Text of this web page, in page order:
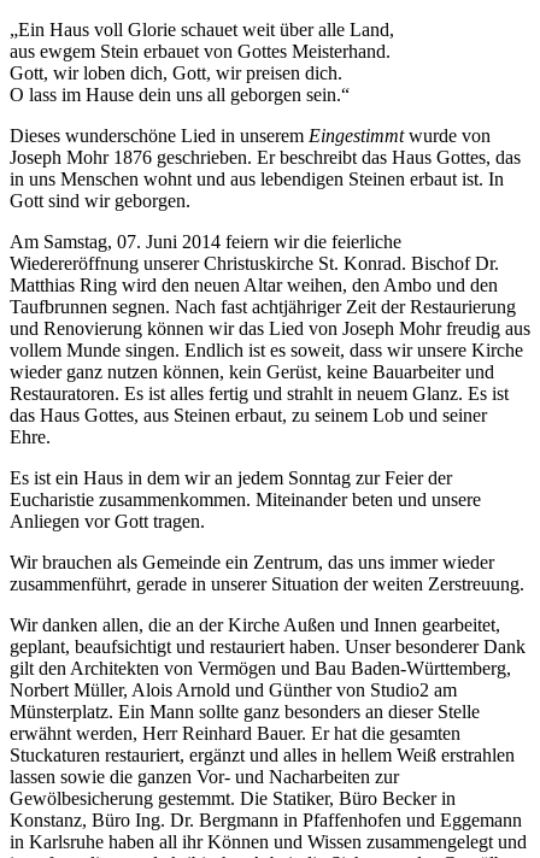
„Ein Haus voll Glorie schauet weit über alle Land,
aus ewgem Stein erbauet von Gottes Meisterhand.
Gott, wir loben dich, Gott, wir preisen dich.
O lass im Hause dein uns all geborgen sein.“
Dieses wunderschöne Lied in unserem Eingestimmtwurde von
Joseph Mohr 1876 geschrieben. Er beschreibt das Haus Gottes, das
in uns Menschen wohnt und aus lebendigen Steinen erbaut ist. In
Gott sind wir geborgen.
Am Samstag, 07. Juni 2014 feiern wir die feierliche
Wiedereröffnung unserer Christuskirche St. Konrad. Bischof Dr.
Matthias Ring wird den neuen Altar weihen, den Ambo und den
Taufbrunnen segnen. Nach fast achtjähriger Zeit der Restaurierung
und Renovierung können wir das Lied von Joseph Mohr freudig aus
vollem Munde singen. Endlich ist es soweit, dass wir unsere Kirche
wieder ganz nutzen können, kein Gerüst, keine Bauarbeiter und
Restauratoren. Es ist alles fertig und strahlt in neuem Glanz. Es ist
das Haus Gottes, aus Steinen erbaut, zu seinem Lob und seiner
Ehre.
Es ist ein Haus in dem wir an jedem Sonntag zur Feier der
Eucharistie zusammenkommen. Miteinander beten und unsere
Anliegen vor Gott tragen.
Wir brauchen als Gemeinde ein Zentrum, das uns immer wieder
zusammenführt, gerade in unserer Situation der weiten Zerstreuung.
Wir danken allen, die an der Kirche Außen und Innen gearbeitet,
geplant, beaufsichtigt und restauriert haben. Unser besonderer Dank
gilt den Architekten von Vermögen und Bau Baden-Württemberg,
Norbert Müller, Alois Arnold und Günther von Studio2 am
Münsterplatz. Ein Mann sollte ganz besonders an dieser Stelle
erwähnt werden, Herr Reinhard Bauer. Er hat die gesamten
Stuckaturen restauriert, ergänzt und alles in hellem Weiß erstrahlen
lassen sowie die ganzen Vor- und Nacharbeiten zur
Gewölbesicherung gestemmt. Die Statiker, Büro Becker in
Konstanz, Büro Ing. Dr. Bergmann in Pfaffenhofen und Eggemann
in Karlsruhe haben all ihr Können und Wissen zusammengelegt und